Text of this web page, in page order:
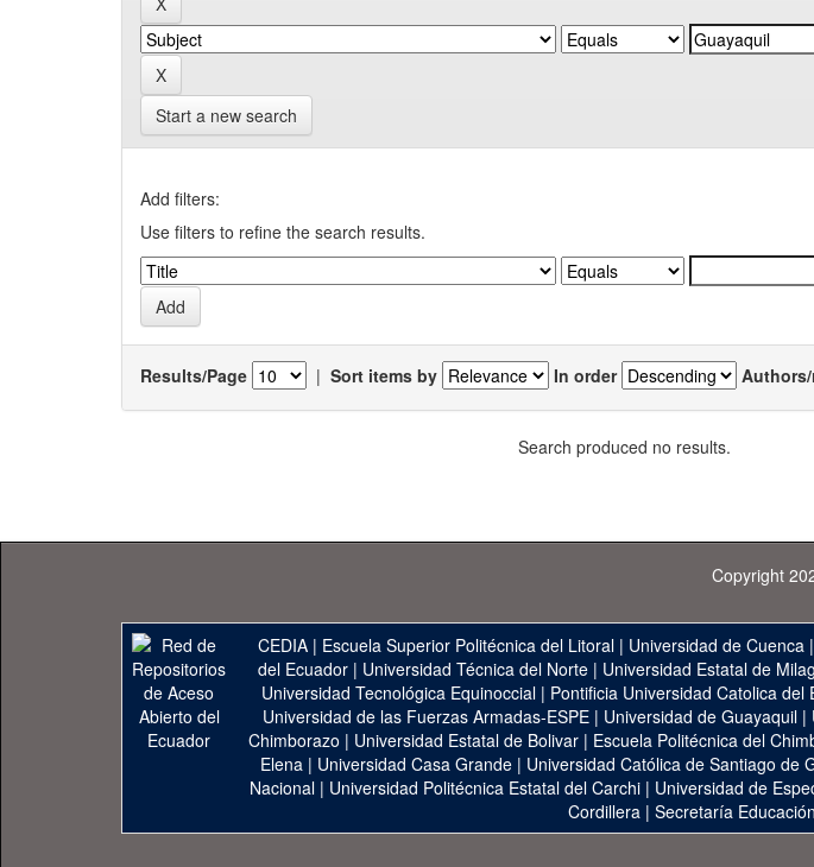
Start a new search
Add filters:
Use filters to refine the search results.
Results/Page | Sort items by In order
Search produced no results.
Copyright
CEDIA | Escuela Superior Politécnica del Litoral | Universidad de Cuenca |
del Ecuador| Universidad Técnica del Norte| Universidad Estatal de
Universidad Tecnológica Equinoccial| Pontificia Universidad Catolica del
Universidad de las Fuerzas Armadas-ESPE | Universidad de Guayaquil |
Chimborazo | Universidad Estatal de Bolivar| Escuela Politécnica del
Elena | Universidad Casa Grande | Universidad Católica de Santiago de
Nacional | Universidad Politécnica Estatal del Carchi | Universidad de
Cordillera| Secretaría